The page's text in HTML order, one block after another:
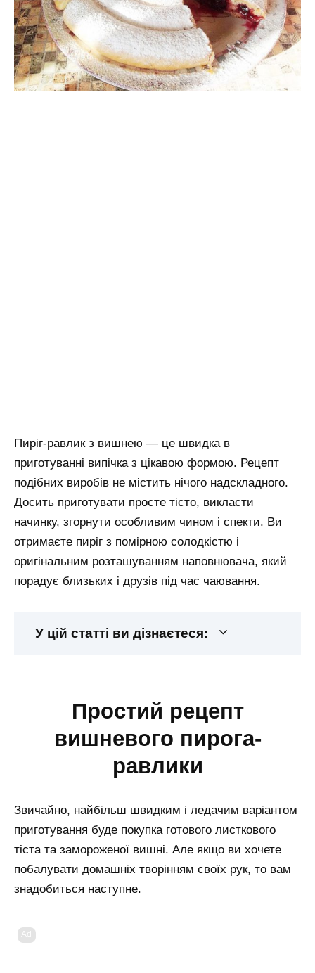
Пиріг-равлик з вишнею — це швидка в
приготуванні випічка з цікавою формою. Рецепт
подібних виробів не містить нічого надскладного.
Досить приготувати просте тісто, викласти
начинку, згорнути особливим чином і спекти. Ви
отримаєте пиріг з помірною солодкістю і
оригінальним розташуванням наповнювача, який
порадує близьких і друзів під час чаювання.
У цій статті ви дізнаєтеся:
простий рецепт
вишневого пирога-
равлики
Звичайно, найбільш швидким і ледачим варіантом
приготування буде покупка готового листкового
тіста та замороженої вишні. Але якщо ви хочете
побалувати домашніх творінням своїх рук, то вам
знадобиться наступне.
Ad